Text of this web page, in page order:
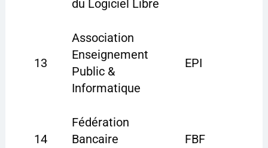
du Logiciel Libre
13
Association
Enseignement
Public &
Informatique
EPI
14
Fédération
Bancaire
FBF